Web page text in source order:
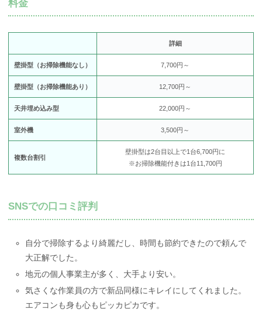
料金
詳細
壁掛型（お掃除機能なし） 7,700円～
壁掛型（お掃除機能あり） 12,700円～
天井埋め込み型 22,000円～
室外機 3,500円～
複数台割引
壁掛型は2台目以上で1台6,700円に
※お掃除機能付きは1台11,700円
SNSでの口コミ評判
自分で掃除するより綺麗だし、時間も節約できたので頼んで
大正解でした。
地元の個人事業主が多く、大手より安い。
気さくな作業員の方で新品同様にキレイにしてくれました。
エアコンも身も心もピッカピカです。